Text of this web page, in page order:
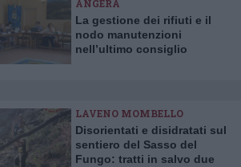
ANGERA
La gestione dei rifiuti e il
nodo manutenzioni
nell’ultimo consiglio
LAVENO MOMBELLO
Disorientati e disidratati sul
sentiero del Sasso del
Fungo: tratti in salvo due